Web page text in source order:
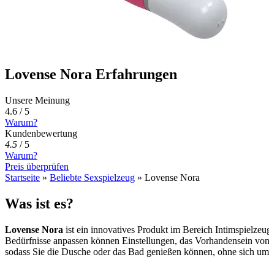
Lovense Nora Erfahrungen
Unsere Meinung
4.6 / 5
Warum?
Kundenbewertung
4.5 / 5
Warum?
Preis überprüfen
Startseite » Beliebte Sexspielzeug » Lovense Nora
Was ist es?
Lovense Nora ist ein innovatives Produkt im Bereich
Bedürfnisse anpassen können Einstellungen, das Vorhandensein
sodass Sie die Dusche oder das Bad genießen können, ohne sich